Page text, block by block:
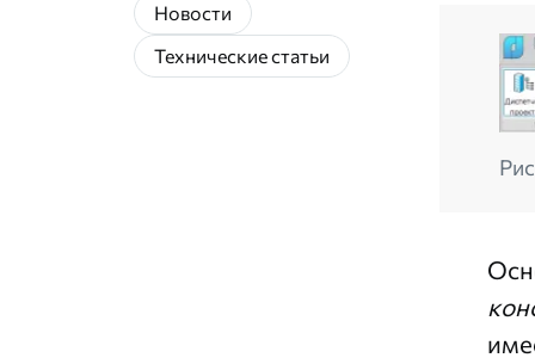
Новости
Технические статьи